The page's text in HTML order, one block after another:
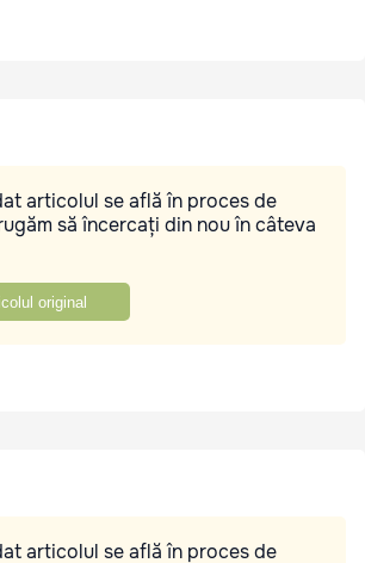
articolul se află în proces de
să încercați din nou în câteva
original
articolul se află în proces de